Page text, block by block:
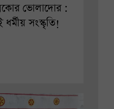
ভোলাদোর :
সংস্কৃতি!